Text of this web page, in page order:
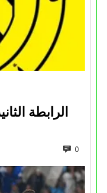
الرابطة
0